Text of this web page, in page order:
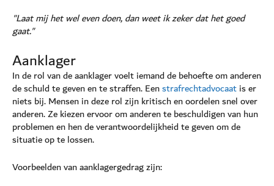
"Laat mij het wel even doen, dan weet ik zeker dat het goed
gaat."
Aanklager
In de rol van de aanklager voelt iemand de behoefte om anderen
de schuld te geven en te straffen. Eenstrafrechtadvocaatis er
niets bij. Mensen in deze rol zijn kritisch en oordelen snel over
anderen. Ze kiezen ervoor om anderen te beschuldigen van hun
problemen en hen de verantwoordelijkheid te geven om de
situatie op te lossen.
Voorbeelden van aanklagergedrag zijn: